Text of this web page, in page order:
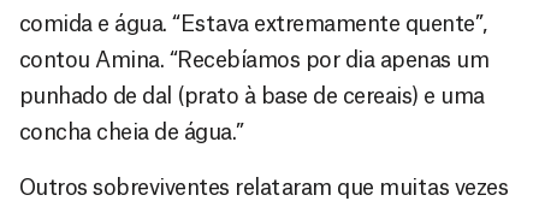
comida e água. “Estava extremamente quente”,
contou Amina. “Recebíamos por dia apenas um
punhado de dal (prato à base de cereais) e uma
concha cheia de água.”
Outros sobreviventes relataram que muitas vezes